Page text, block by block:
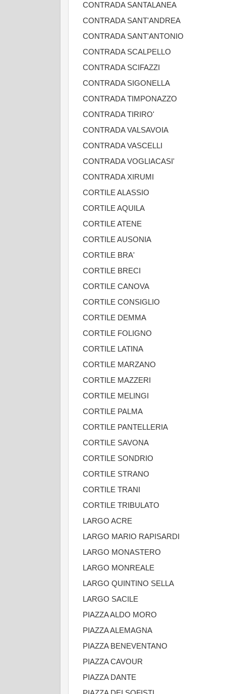
CONTRADA SANTALANEA
CONTRADA SANT'ANDREA
CONTRADA SANT'ANTONIO
CONTRADA SCALPELLO
CONTRADA SCIFAZZI
CONTRADA SIGONELLA
CONTRADA TIMPONAZZO
CONTRADA TIRIRO'
CONTRADA VALSAVOIA
CONTRADA VASCELLI
CONTRADA VOGLIACASI'
CONTRADA XIRUMI
CORTILE ALASSIO
CORTILE AQUILA
CORTILE ATENE
CORTILE AUSONIA
CORTILE BRA'
CORTILE BRECI
CORTILE CANOVA
CORTILE CONSIGLIO
CORTILE DEMMA
CORTILE FOLIGNO
CORTILE LATINA
CORTILE MARZANO
CORTILE MAZZERI
CORTILE MELINGI
CORTILE PALMA
CORTILE PANTELLERIA
CORTILE SAVONA
CORTILE SONDRIO
CORTILE STRANO
CORTILE TRANI
CORTILE TRIBULATO
LARGO ACRE
LARGO MARIO RAPISARDI
LARGO MONASTERO
LARGO MONREALE
LARGO QUINTINO SELLA
LARGO SACILE
PIAZZA ALDO MORO
PIAZZA ALEMAGNA
PIAZZA BENEVENTANO
PIAZZA CAVOUR
PIAZZA DANTE